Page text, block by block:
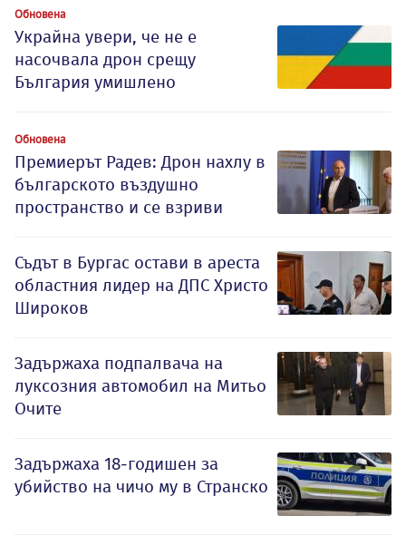
Обновена
Украйна увери, че не е
насочвала дрон срещу
България умишлено
Обновена
Премиерът Радев: Дрон нахлу в
българското въздушно
пространство и се взриви
Съдът в Бургас остави в ареста
областния лидер на ДПС Христо
Широков
Задържаха подпалвача на
луксозния автомобил на Митьо
Очите
Задържаха 18-годишен за
убийство на чичо му в Странско